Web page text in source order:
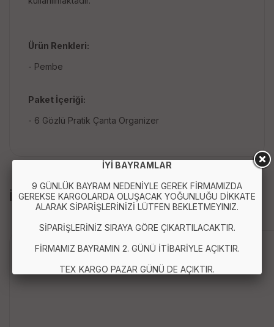
Ürün Renkleri:
- Pembe
Paket İçeriği:
- 6 Gözlü Pratik Çanta Organizer
İLGİLİ ÜRÜNLER
İYİ BAYRAMLAR
9 GÜNLÜK BAYRAM NEDENİYLE GEREK FİRMAMIZDA
GEREKSE KARGOLARDA OLUŞACAK YOĞUNLUĞU DİKKATE
ALARAK SİPARİŞLERİNİZİ LÜTFEN BEKLETMEYINIZ.
SİPARİŞLERİNİZ SIRAYA GÖRE ÇIKARTILACAKTIR.
FİRMAMIZ BAYRAMIN 2. GÜNÜ İTİBARİYLE AÇIKTIR.
TEX KARGO PAZAR GÜNÜ DE AÇIKTIR.